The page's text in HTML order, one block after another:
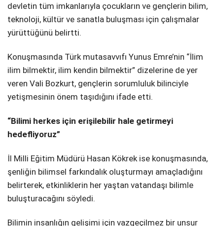
devletin tüm imkanlarıyla çocukların ve gençlerin bilim,
teknoloji, kültür ve sanatla buluşması için çalışmalar
yürüttüğünü belirtti.
Konuşmasında Türk mutasavvıfı Yunus Emre’nin “İlim
ilim bilmektir, ilim kendin bilmektir” dizelerine de yer
veren Vali Bozkurt, gençlerin sorumluluk bilinciyle
yetişmesinin önem taşıdığını ifade etti.
“Bilimi herkes için erişilebilir hale getirmeyi
hedefliyoruz”
İl Milli Eğitim Müdürü Hasan Kökrek ise konuşmasında,
şenliğin bilimsel farkındalık oluşturmayı amaçladığını
belirterek, etkinliklerin her yaştan vatandaşı bilimle
buluşturacağını söyledi.
Bilimin insanlığın gelişimi için vazgeçilmez bir unsur